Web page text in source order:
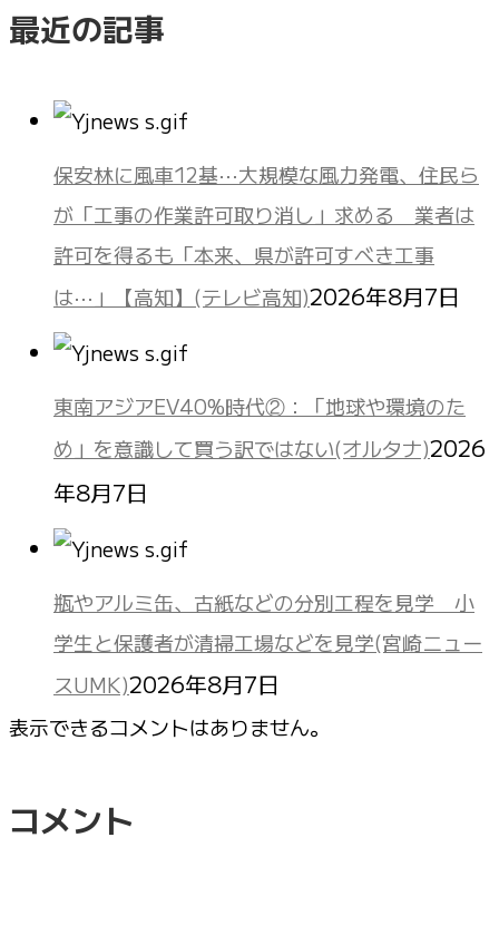
最近の記事
保安林に風車12基⋯大規模な風力発電、住民ら
が「工事の作業許可取り消し」求める 業者は
許可を得るも「本来、県が許可すべき工事
は⋯」【高知】(テレビ高知)2026年8月7日
東南アジアEV40%時代②：「地球や環境のた
め」を意識して買う訳ではない(オルタナ)2026
年8月7日
瓶やアルミ缶、古紙などの分別工程を見学 小
学生と保護者が清掃工場などを見学(宮崎ニュー
スUMK)2026年8月7日
表示できるコメントはありません。
コメント